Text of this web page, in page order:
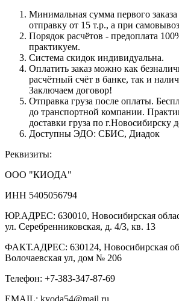
Минимальная сумма первого заказа
отправку от 15 т.р., а при
Порядок расчётов - предоплата
практикуем.
Система скидок индивидуальна.
Оплатить заказ можно как
расчётный счёт в банке, так и
Заключаем договор!
Отправка груза после оплаты.
до транспортной компании.
доставки груза по г.Новосибирску
Доступны ЭДО: СБИС, Диадок
Реквизиты:
ООО "КИОДА"
ИНН 5405056794
ЮР.АДРЕС: 630010, Новосибирская
ул. Серебренниковская, д. 4/3, кв. 13
ФАКТ.АДРЕС: 630124, Новосибирская
Волочаевская ул, дом № 206
Телефон: +7-383-347-87-69